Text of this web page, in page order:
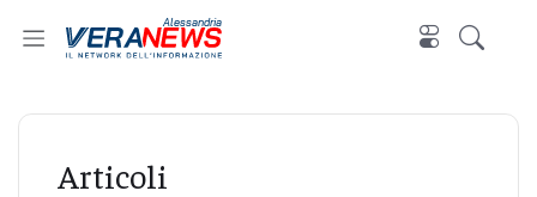
Alessandria
Articoli